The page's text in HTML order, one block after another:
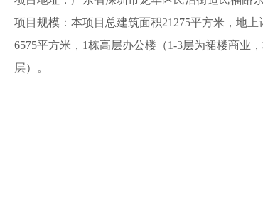
项目规模：本项目总建筑面积21275平方米，地
6575平方米，1栋高层办公楼（1-3层为裙楼商业
层）。